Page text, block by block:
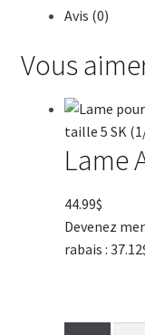
Avis (0)
Vous
Lame
44.99$
Devenez
rabais :